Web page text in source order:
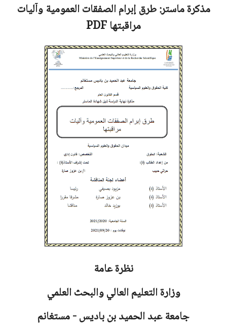
مذكرة ماستر:طرق إبرام الصفقات العمومية وآليات
مراقبتهاPDF
نظرة عامة
وزارة التعليم العالي والبحث العلمي
جامعةعبد الحميد بن باديس - مستغانم